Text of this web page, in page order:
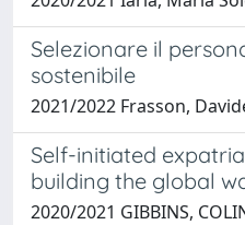
Selezionare il
sostenibile
2021/2022 Frasson,
Self-initiated
building the global
2020/2021 GIBBINS,